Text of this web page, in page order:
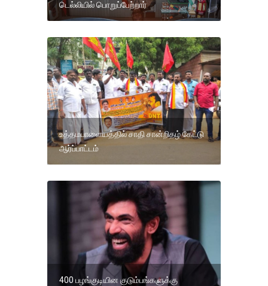
டெல்லியில் பொறுப்பேற்றார்
உத்தமபாளையத்தில் சாதி சான்றிதழ் கேட்டு
ஆர்ப்பாட்டம்
400 பழங்குடியின குடும்பங்களுக்கு